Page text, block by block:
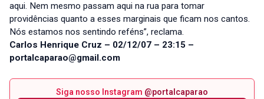
aqui. Nem mesmo passam aqui na rua para tomar
providências quanto a esses marginais que ficam nos cantos.
Nós estamos nos sentindo reféns”, reclama.
Carlos Henrique Cruz – 02/12/07 – 23:15 –
portalcaparao@gmail.com
Siga nosso Instagram @portalcaparao